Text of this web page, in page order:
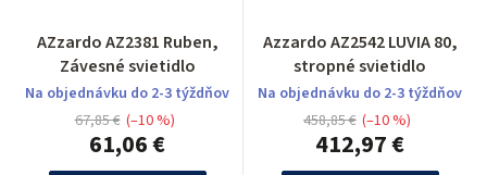
AZzardo AZ2381 Ruben,
Závesné svietidlo
Na objednávku do 2-3 týždňov
61,06 €
67,85 € (–10 %)
Azzardo AZ2542 LUVIA 80,
stropné svietidlo
Na objednávku do 2-3 týždňov
412,97 €
458,85 € (–10 %)